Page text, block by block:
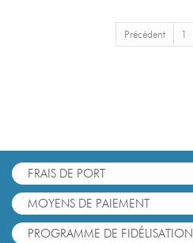
Précédent 1
FRAIS DE PORT
MOYENS DE PAIEMENT
PROGRAMME DE FIDÉLISATION